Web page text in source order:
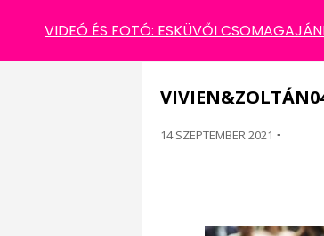
14 SZEPTEMBER 2021 -
VIDEÓ ÉS FOTÓ: ESKÜVŐI